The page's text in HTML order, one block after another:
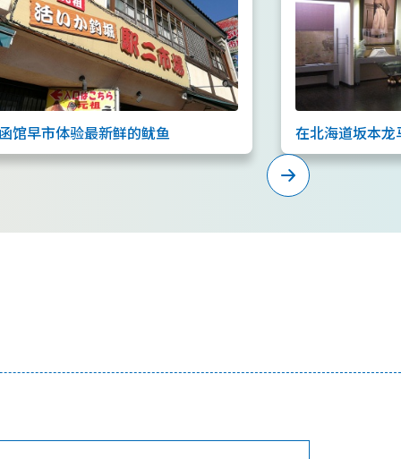
馆早市体验最新鲜的鱿鱼 在北海道坂本